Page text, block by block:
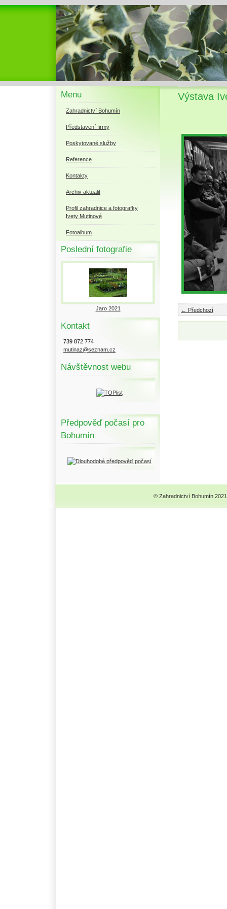
Menu
Zahradnictví Bohumín
Představení firmy
Poskytované služby
Reference
Kontakty
Archiv aktualit
Profil zahradnice a fotografky
Ivety Mutinové
Fotoalbum
Poslední fotografie
Jaro 2021
Kontakt
739 872 774
mutinaz@seznam.cz
Návštěvnost webu
Předpověď počasí pro
Bohumín
Výstava
← Předchozí
© Zahradnictví Bohumín